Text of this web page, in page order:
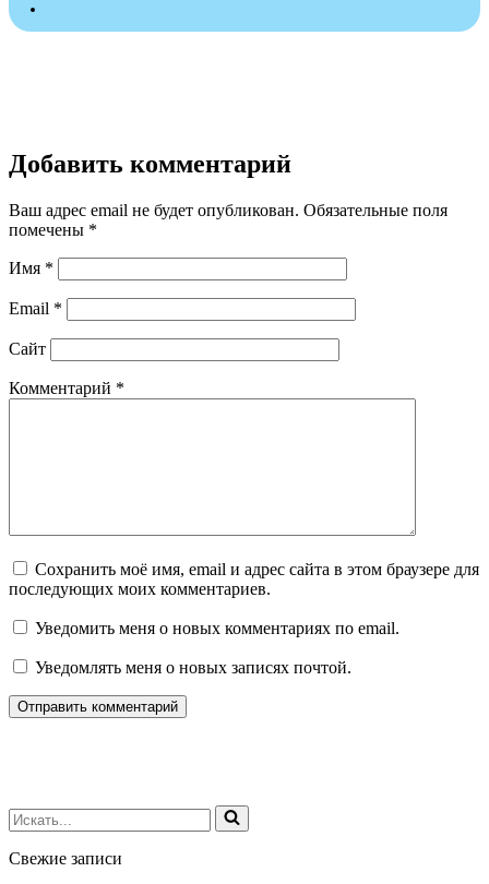
Добавить комментарий
Ваш адрес email не будет опубликован. Обязательные поля
помечены *
Имя *
Email *
Сайт
Комментарий *
Сохранить моё имя, email и адрес сайта в этом браузере для
последующих моих комментариев.
Уведомить меня о новых комментариях по email.
Уведомлять меня о новых записях почтой.
Искать...
Свежие записи